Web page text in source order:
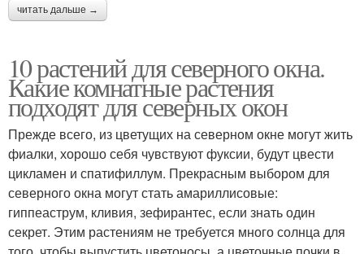
читать дальше →
10 растений для северного окна.
Какие комнатные растения
подходят для северных окон
Прежде всего, из цветущих на северном окне могут жить
фиалки, хорошо себя чувствуют фуксии, будут цвести
цикламен и спатифиллум. Прекрасным выбором для
северного окна могут стать амариллисовые:
гиппеаструм, кливия, зефирантес, если знать один
секрет. Этим растениям не требуется много солнца для